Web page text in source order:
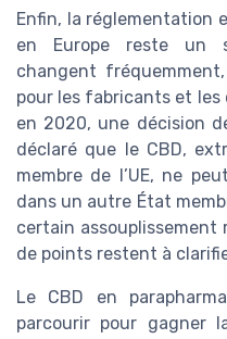
Enfin, la réglementation
en Europe reste un
changent
pour les fabricants et les
en 2020, une décision
déclaré que le CBD,
membre de l’UE, ne
dans un autre État
certain assouplissement
de points restent à
Le CBD en
parcourir pour gagner